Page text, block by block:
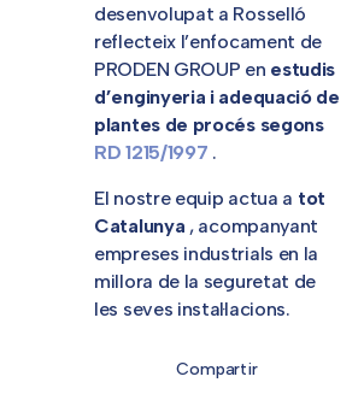
desenvolupat a Rosselló
reflecteix l’enfocament de
PRODEN GROUP en estudis
d’enginyeria i adequació de
plantes de procés segons
RD 1215/1997 .
El nostre equip actua a tot
Catalunya , acompanyant
empreses industrials en la
millora de la seguretat de
les seves instal·lacions.
Compartir